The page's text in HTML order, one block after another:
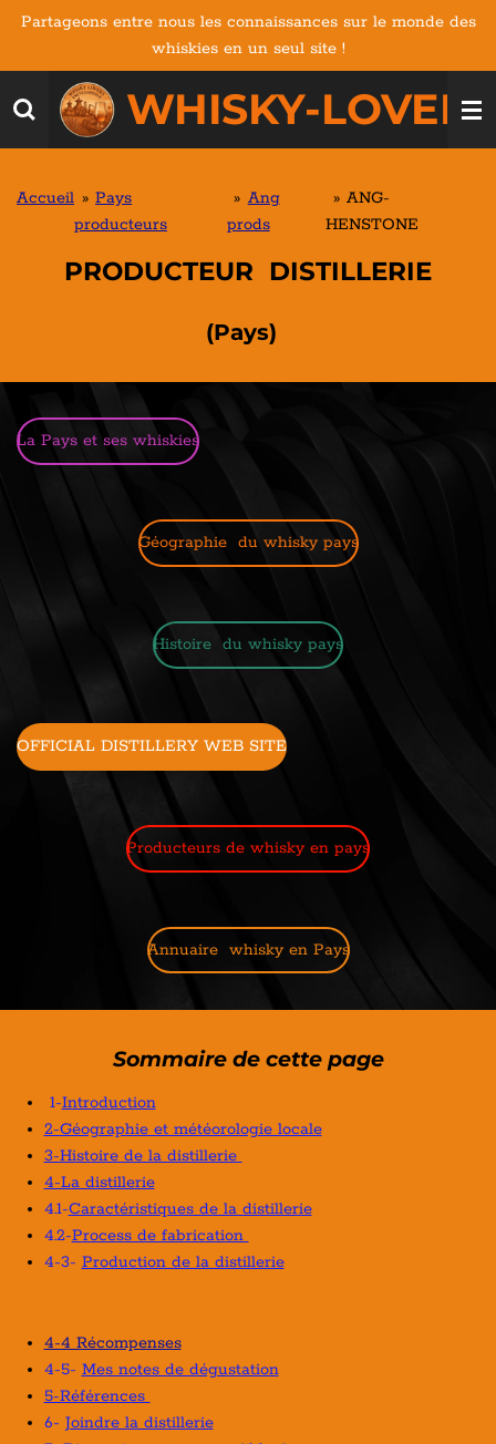
Passer
contenu
principal
WHISKY-
Partageons entre nous les connaissances sur le monde des
whiskies en un seul site !
Accueil » Pays
producteurs
» Ang
prods
» ANG-
HENSTONE
PRODUCTEUR DISTILLERIE
(Pays)
La Pays et ses whiskies
Géographie du whisky pays
Histoire du whisky pays
OFFICIAL DISTILLERY WEB SITE
Producteurs de whisky en pays
Annuaire whisky en Pays
Sommaire de cette page
1-Introduction
2-Géographie et météorologie locale
3-Histoire de la distillerie
4-La distillerie
4.1-Caractéristiques de la distillerie
4.2-Process de fabrication
4-3- Production de la distillerie
4-4 Récompenses
4-5- Mes notes de dégustation
5-Références
6- Joindre la distillerie